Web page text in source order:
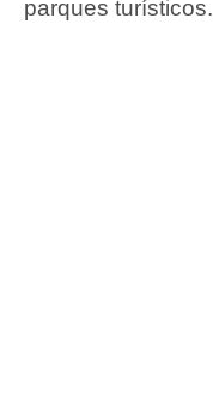
parques turísticos.